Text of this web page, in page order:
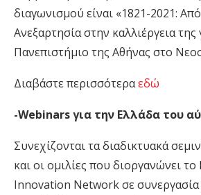
διαγωνισμού είναι «1821-2021:
Ανεξαρτησία στην καλλιέργεια
Πανεπιστήμιο της Αθήνας στο
Διαβάστε περισσότεραεδώ
-Webinars για την Ελλάδα του
Συνεχίζονται τα διαδικτυακά
και οι ομιλίες που διοργανώνει
Innovation Network σε συνεργασία